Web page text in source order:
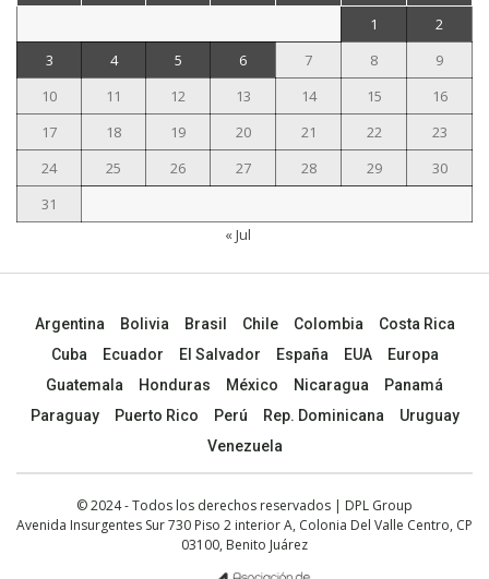
1
2
3
4 5 6 7 8
9
10
11 12 13 14 15
16
17
18 19 20 21 22
23
24
25 26 27 28 29
30
31
« Jul
Argentina Bolivia Brasil Chile Colombia
Costa Rica
Cuba
Ecuador El Salvador España EUA
Europa
Guatemala
Honduras México Nicaragua
Panamá
Paraguay
Puerto Rico Perú Rep. Dominicana
Uruguay
Venezuela
© 2024 - Todos los derechos reservados | DPL Group
Avenida Insurgentes Sur 730 Piso 2 interior A, Colonia Del Valle Centro, CP
03100, Benito Juárez